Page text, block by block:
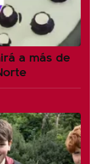
a más de